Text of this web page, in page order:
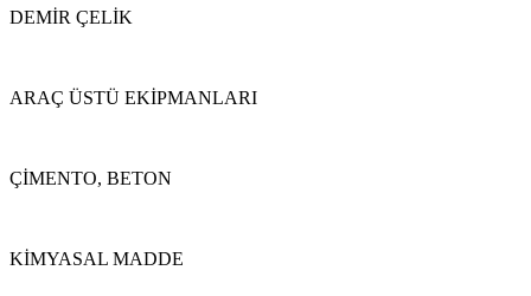
DEMİR ÇELİK
ARAÇ ÜSTÜ EKİPMANLARI
ÇİMENTO, BETON
KİMYASAL MADDE